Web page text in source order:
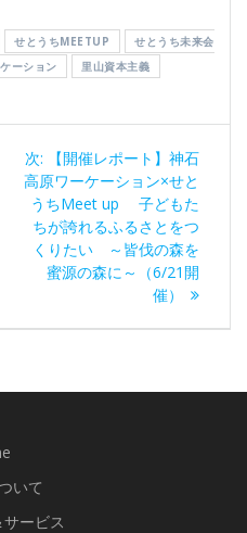
せとうちMEETUP
せとうち未来会
ーション 里山資本主義
次:
次
の
投
稿:
【開催レポート】神石
高原ワーケーション×せと
うちMeet up 子どもた
ちが誇れるふるさとをつ
くりたい ～皆伐の森を
蜜源の森に～（6/21開
催）
いて
ービス